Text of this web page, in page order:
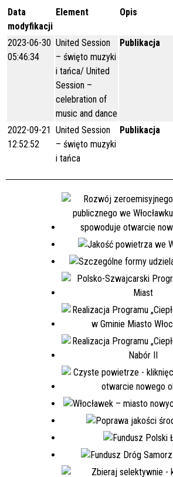
Data
modyfikacji
Element Opis
2023-06-30
05:46:34
United Session
– święto muzyki
i tańca/ United
Session –
celebration of
music and dance
Publikacja
2022-09-21
12:52:52
United Session
– święto muzyki
i tańca
Publikacja